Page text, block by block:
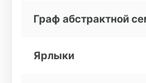
Граф абстрактной
Ярлыки